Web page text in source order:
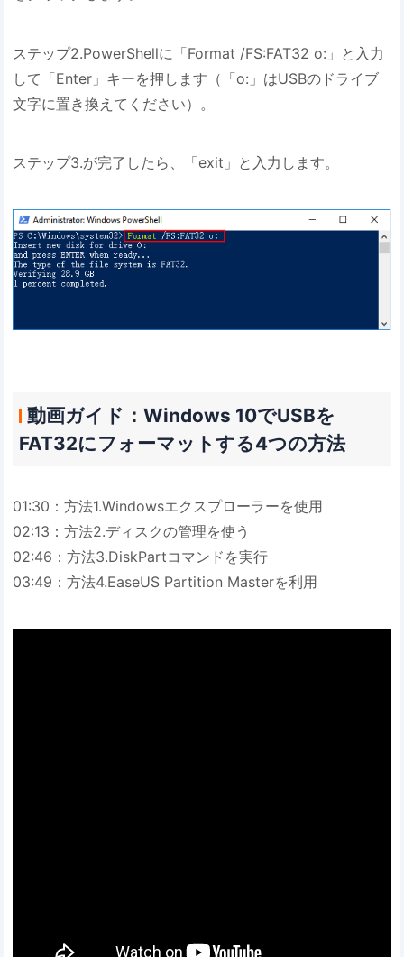
ステップ2.PowerShellに「Format /FS:FAT32 o:」と入力
して「Enter」キーを押します（「o:」はUSBのドライブ
文字に置き換えてください）。
ステップ3.が完了したら、「exit」と入力します。
動画ガイド：Windows 10でUSBを
FAT32にフォーマットする4つの方法
01:30：方法1.Windowsエクスプローラーを使用
02:13：方法2.ディスクの管理を使う
02:46：方法3.DiskPartコマンドを実行
03:49：方法4.EaseUS Partition Masterを利用